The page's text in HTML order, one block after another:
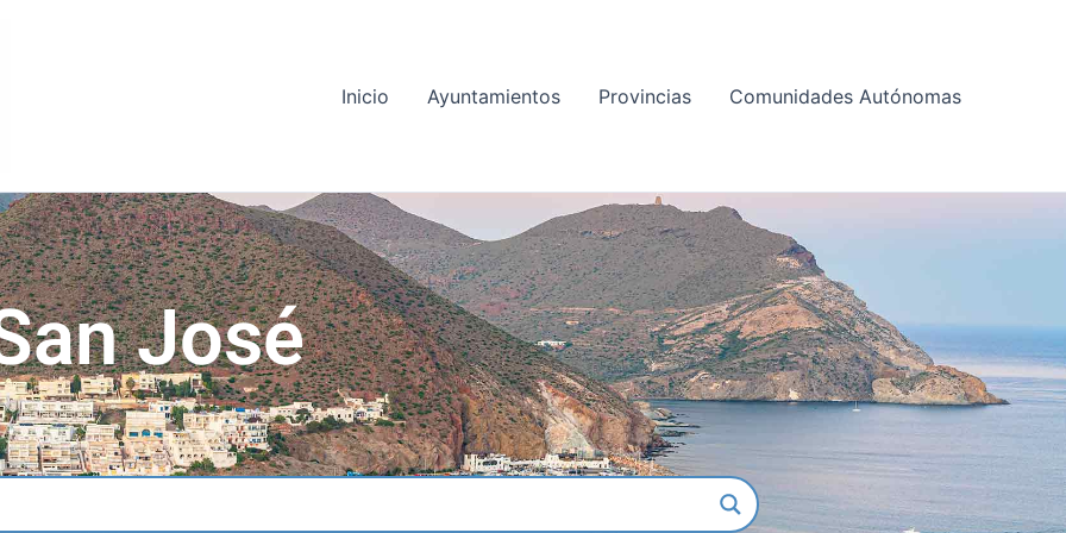
Inicio
Ayuntamientos Provincias Comunidades Autónomas
José